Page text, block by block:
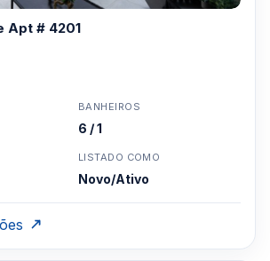
Apt # 4201
BANHEIROS
6 / 1
LISTADO COMO
Novo/Ativo